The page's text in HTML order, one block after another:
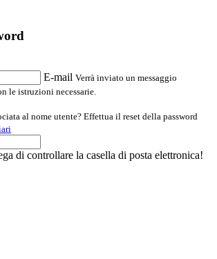
E-mail Verrà inviato un messaggio
le istruzioni necessarie.
al nome utente? Effettua il reset della password
di controllare la casella di posta elettronica!